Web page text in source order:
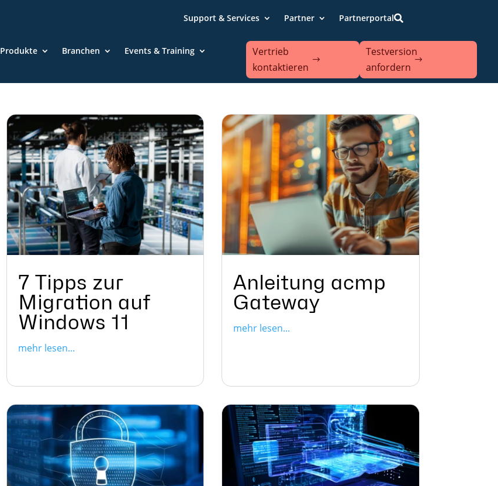
Support & Services Partner Partnerportal
Produkte Branchen
Events & Training
Vertrieb
kontaktieren
Testversion
anfordern
7 Tipps zur
Migration auf
Windows 11
mehr lesen...
Anleitung acmp
Gateway
mehr lesen...